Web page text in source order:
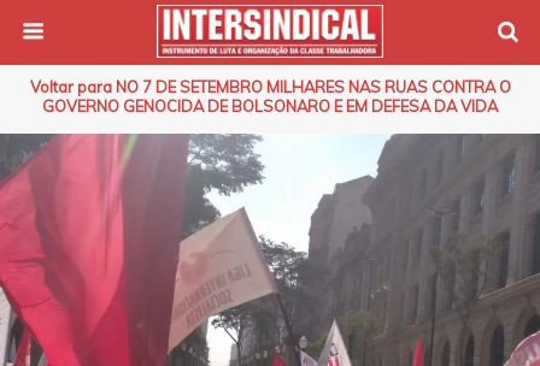
Voltar para NO 7 DE SETEMBRO MILHARES NAS RUAS CONTRA O
GOVERNO GENOCIDA DE BOLSONARO E EM DEFESA DA VIDA